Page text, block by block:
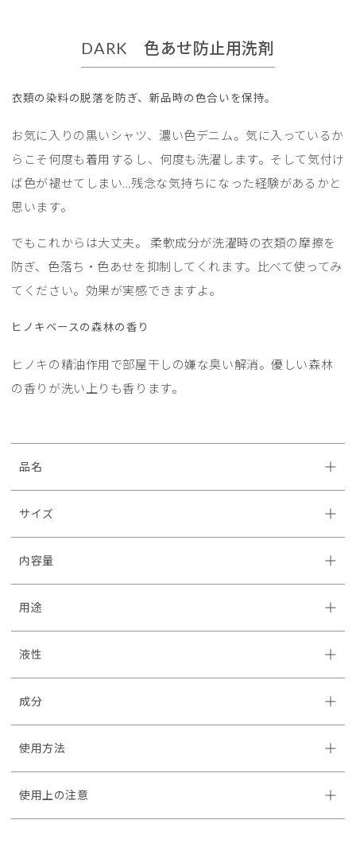
再
す
DARK 色あせ防止用洗剤
衣類の染料の脱落を防ぎ、新品時の色合いを保持。
お気に入りの黒いシャツ、濃い色デニム。気に入っているか
らこそ何度も着用するし、何度も洗濯します。そして気付け
ば色が褪せてしまい…残念な気持ちになった経験があるかと
思います。
でもこれからは大丈夫。 柔軟成分が洗濯時の衣類の摩擦を
防ぎ、色落ち・色あせを抑制してくれます。比べて使ってみ
てください。効果が実感できますよ。
ヒノキベースの森林の香り
ヒノキの精油作用で部屋干しの嫌な臭い解消。優しい森林
の香りが洗い上りも香ります。
品名
サイズ
内容量
用途
液性
成分
使用方法
使用上の注意